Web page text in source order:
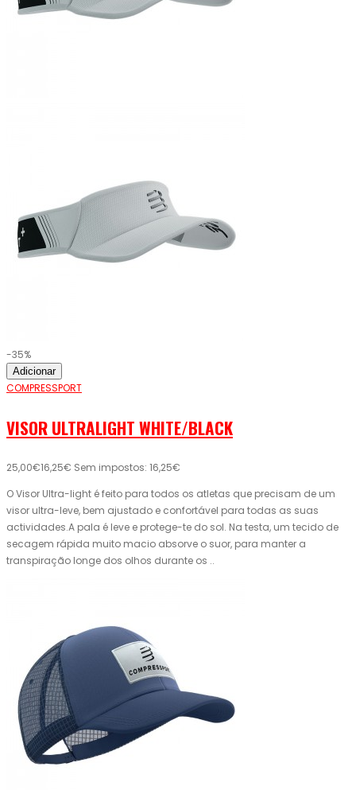
-35%
Adicionar
COMPRESSPORT
VISOR ULTRALIGHT WHITE/BLACK
25,00€16,25€ Sem impostos: 16,25€
O Visor Ultra-light é feito para todos os atletas que precisam de um
visor ultra-leve, bem ajustado e confortável para todas as suas
actividades.A pala é leve e protege-te do sol. Na testa, um tecido de
secagem rápida muito macio absorve o suor, para manter a
transpiração longe dos olhos durante os ..